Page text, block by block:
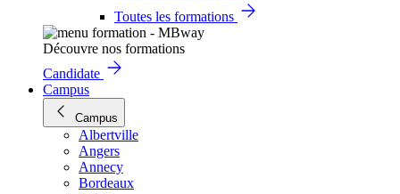
Toutes les formations
Découvre nos formations
Candidate
Campus
Campus
Albertville
Angers
Annecy
Bordeaux